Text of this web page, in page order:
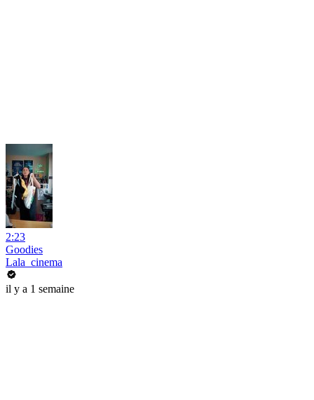
2:23
Goodies
Lala_cinema
il y a 1 semaine